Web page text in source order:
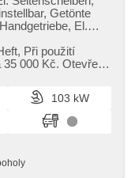
Getönte
El.
Elektronisches
El.
4x Airbag
Při použití
000 Kč. Otevřeno
103 kW